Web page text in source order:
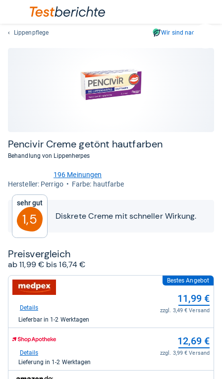
Lippenpflege Wir sind nachhaltig
Pen­ci­vir Creme getönt haut­far­ben
Behandlung von Lippenherpes
von
Sternen
196 Meinungen
Her­stel­ler: Perrigo
Farbe: hautfarbe
Sehr gut
1,5 Diskrete Creme mit schneller Wirkung.
Preis­ver­gleich
ab 11,99 € bis 16,74 €
zum
Shop:
medpex
11,99
kaufen.
Bestes Angebot
11,99 €
zzgl. 3,49 € Versand
Details
Lieferbar in 1-2 Werktagen
Shop:
Shop
12,69 €
zzgl. 3,99 € Versand
Details
Lieferung in 1-2 Werktagen